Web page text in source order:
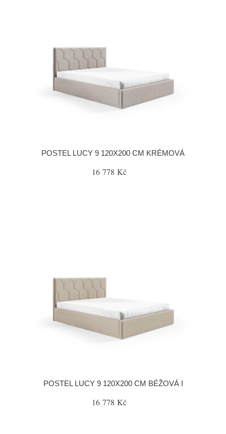
POSTEL LUCY 9 120X200 CM KRÉMOVÁ
16 778 Kč
POSTEL LUCY 9 120X200 CM BÉŽOVÁ I
16 778 Kč